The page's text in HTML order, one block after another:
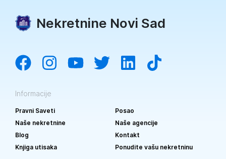
Nekretnine Novi Sad
Informacije
Pravni Saveti
Posao
Naše nekretnine
Naše agencije
Blog
Kontakt
Knjiga utisaka
Ponudite vašu nekretninu